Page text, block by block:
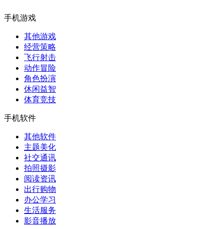
手机游戏
其他游戏
经营策略
飞行射击
动作冒险
角色扮演
休闲益智
体育竞技
手机软件
其他软件
主题美化
社交通讯
拍照摄影
阅读资讯
出行购物
办公学习
生活服务
影音播放